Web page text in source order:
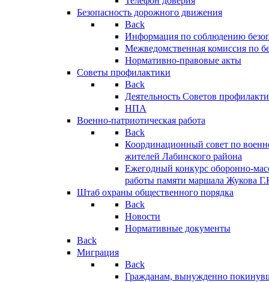
Безопасность дорожного движения
Back
Информация по соблюдению
Межведомственная комиссия по
Нормативно-правовые акты
Советы профилактики
Back
Деятельность Советов
НПА
Военно-патриотическая работа
Back
Координационный совет по
жителей Лабинского района
Ежегодный конкурс оборонно-
работы памяти маршала Жукова
Штаб охраны общественного порядка
Back
Новости
Нормативные документы
Back
Миграция
Back
Гражданам, вынужденно